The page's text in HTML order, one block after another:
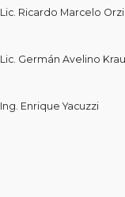
Lic. Ricardo Marcelo Orzi
Lic. Germán Avelino
Ing. Enrique Yacuzzi